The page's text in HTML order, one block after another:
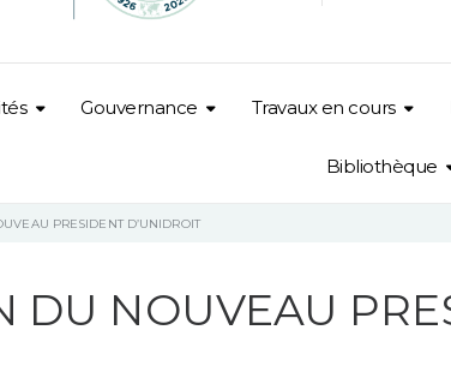
Gouvernance Travaux en cours
Bibliothèque
PRESIDENT D’UNIDROIT
DU NOUVEAU